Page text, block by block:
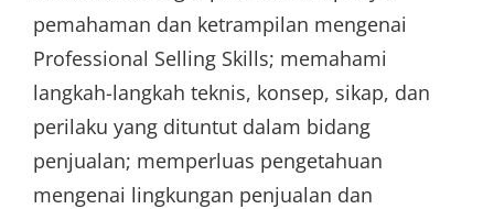
pemahaman dan ketrampilan mengenai
Professional Selling Skills; memahami
langkah-langkah teknis, konsep, sikap, dan
perilaku yang dituntut dalam bidang
penjualan; memperluas pengetahuan
mengenai lingkungan penjualan dan